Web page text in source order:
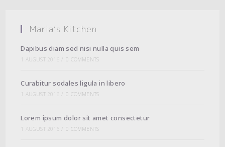
Maria’s Kitchen
Dapibus diam sed nisi nulla quis sem
1 AUGUST 2016 0 COMMENTS
Curabitur sodales ligula in libero
1 AUGUST 2016 0 COMMENTS
Lorem ipsum dolor sit amet consectetur
1 AUGUST 2016 0 COMMENTS